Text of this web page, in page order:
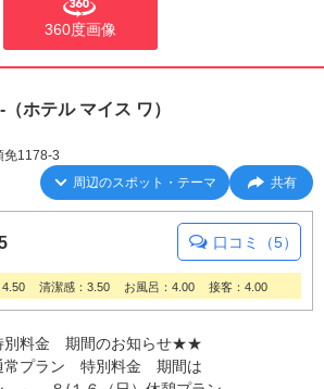
360度画像
ホテル マイス ワ）
免1178-3
周辺のスポット・テーマ 共有
のうち4 口コミ（5）
清潔感：3.50 お風呂：4.00 接客：4.00
料金 期間のお知らせ★★
プラン 特別料金 期間は